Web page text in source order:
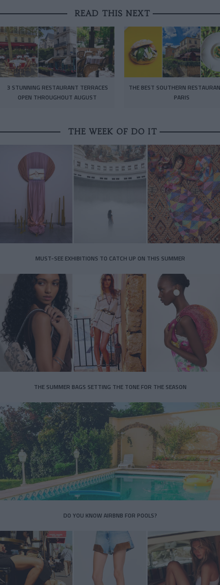
READ THIS NEXT
3 STUNNING RESTAURANT TERRACES
OPEN THROUGHOUT AUGUST
THE BEST SOUTHERN
PARIS
THE WEEK OF DO IT
MUST-SEE EXHIBITIONS TO CATCH UP ON THIS SUMMER
THE SUMMER BAGS SETTING THE TONE FOR THE SEASON
DO YOU KNOW AIRBNB FOR POOLS?